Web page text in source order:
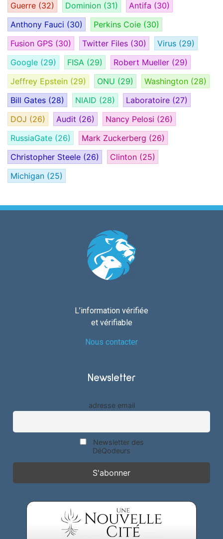
Guerre (32) Dominion (31) Antifa (30)
Anthony Fauci (30) Perkins Coie (30)
Fusion GPS (30) Twitter Files (30) Virus (29)
Google (29) FISA (29) Robert Mueller (29)
Jeffrey Epstein (29) ONU (29) Washington (28)
Bill Gates (28) NIAID (28) Laboratoire (27)
DOJ (26) Audit (26) Nancy Pelosi (26)
RussiaGate (26) Mark Zuckerberg (26)
Christopher Steele (26) Clinton (25)
Michigan (25)
L’information vérifiée
et vérifiable
Nous contacter
Newsletter
adresse email
Newsletter des
DéQodeurs